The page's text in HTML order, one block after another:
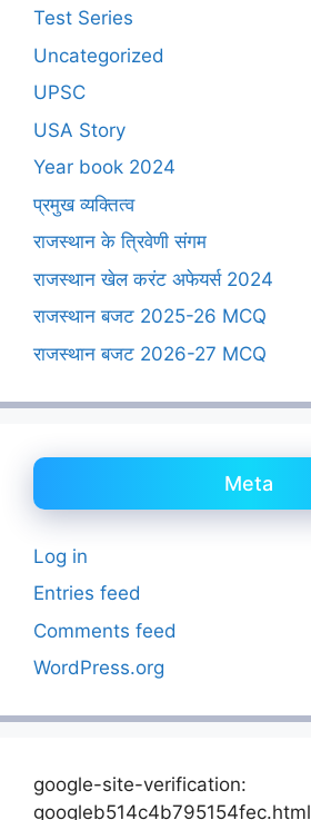
Test Series
Uncategorized
UPSC
USA Story
Year book 2024
प्रमुख व्यक्तित्व
राजस्थान के त्रिवेणी संगम
राजस्थान खेल करंट अफेयर्स 2024
राजस्थान बजट 2025-26 MCQ
राजस्थान बजट 2026-27 MCQ
Meta
Log in
Entries feed
Comments feed
WordPress.org
google-site-verification:
googleb514c4b795154fec.html